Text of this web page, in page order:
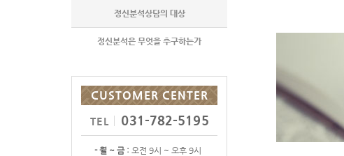
정신분석상담의 대상
정신분석은 무엇을 추구하는가
CUSTOMER CENTER
TEL 031-782-5195
- 월 ~ 금 : 오전 9시 ~ 오후 9시